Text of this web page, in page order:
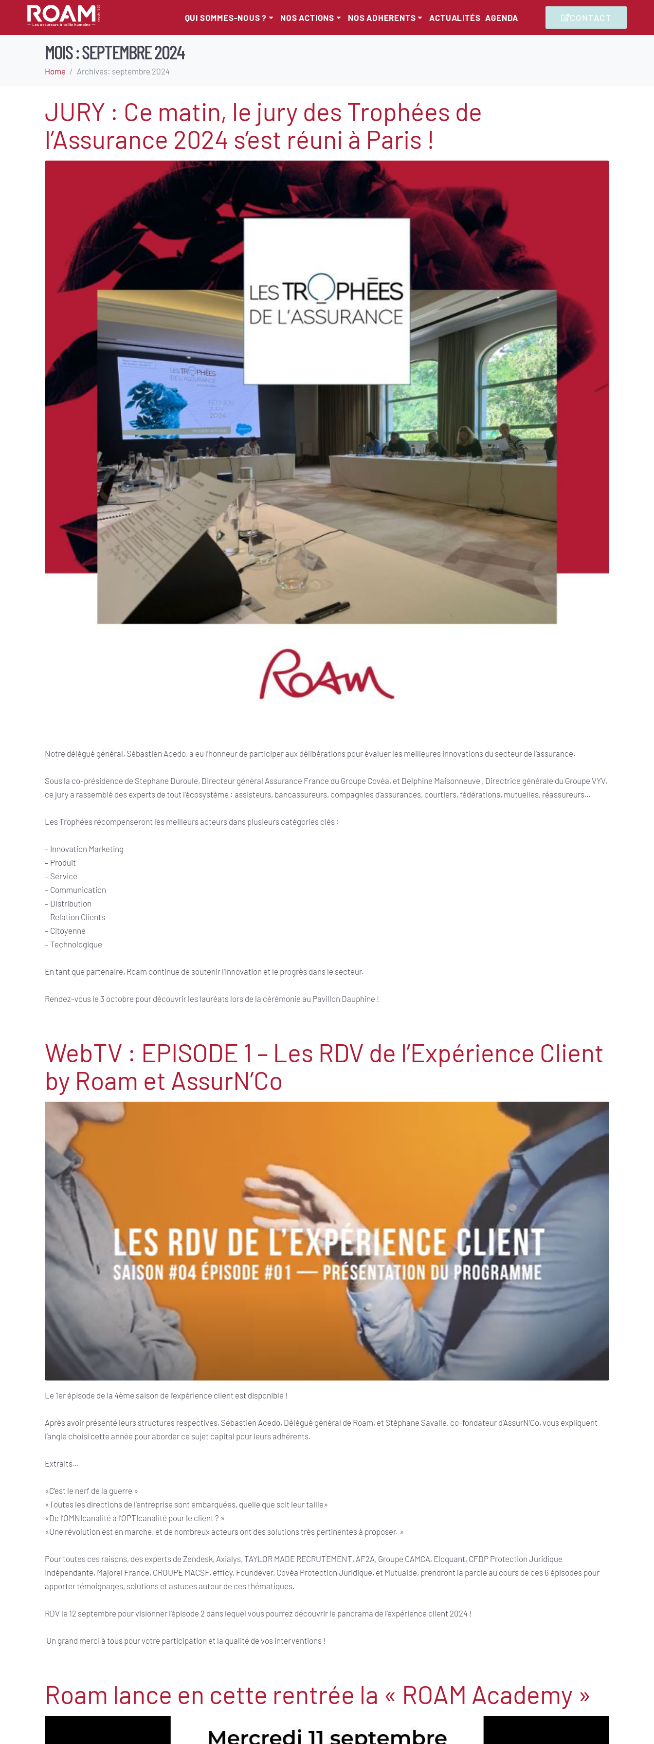
QUI SOMMES-NOUS ? NOS ACTIONS NOS ADHERENTS ACTUALITÉS AGENDA CONTACT
MOIS :SEPTEMBRE 2024
Home Archives: septembre 2024
JURY : Ce matin, le jury des Trophées de
l’Assurance 2024 s’est réuni à Paris !
Notre délégué général, Sébastien Acedo, a eu l’honneur de participer aux délibérations pour évaluer les meilleures innovations du secteur de l’assurance.
Sous la co-présidence de Stephane Duroule, Directeur général Assurance France du Groupe Covéa, et Delphine Maisonneuve , Directrice générale du Groupe VYV,
ce jury a rassemblé des experts de tout l’écosystème : assisteurs, bancassureurs, compagnies d’assurances, courtiers, fédérations, mutuelles, réassureurs…
Les Trophées récompenseront les meilleurs acteurs dans plusieurs catégories clés :
– Innovation Marketing
– Produit
– Service
– Communication
– Distribution
– Relation Clients
– Citoyenne
– Technologique
En tant que partenaire, Roam continue de soutenir l’innovation et le progrès dans le secteur.
Rendez-vous le 3 octobre pour découvrir les lauréats lors de la cérémonie au Pavillon Dauphine !
WebTV : EPISODE 1 – Les RDV de l’Expérience Client
by Roam et AssurN’Co
Le 1er épisode de la 4ème saison de l’expérience client est disponible !
Après avoir présenté leurs structures respectives, Sébastien Acedo, Délégué général de Roam, et Stéphane Savalle, co-fondateur d’AssurN’Co, vous expliquent
l’angle choisi cette année pour aborder ce sujet capital pour leurs adhérents.
Extraits…
«C’est le nerf de la guerre »
«Toutes les directions de l’entreprise sont embarquées, quelle que soit leur taille»
«De l’OMNIcanalité à l’OPTIcanalité pour le client ? »
«Une révolution est en marche, et de nombreux acteurs ont des solutions très pertinentes à proposer. »
Pour toutes ces raisons, des experts de Zendesk, Axialys, TAYLOR MADE RECRUTEMENT, AF2A, Groupe CAMCA, Eloquant, CFDP Protection Juridique
Indépendante, Majorel France, GROUPE MACSF, efficy, Foundever, Covéa Protection Juridique, et Mutuaide, prendront la parole au cours de ces 6 épisodes pour
apporter témoignages, solutions et astuces autour de ces thématiques.
RDV le 12 septembre pour visionner l’épisode 2 dans lequel vous pourrez découvrir le panorama de l’expérience client 2024 !
Un grand merci à tous pour votre participation et la qualité de vos interventions !
Roam lance en cette rentrée la « ROAM Academy »